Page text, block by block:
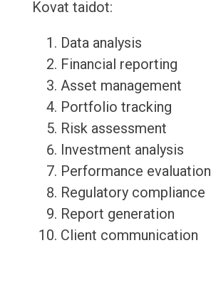
Kovat taidot:
Data analysis
Financial reporting
Asset management
Portfolio tracking
Risk assessment
Investment analysis
Performance evaluation
Regulatory compliance
Report generation
Client communication